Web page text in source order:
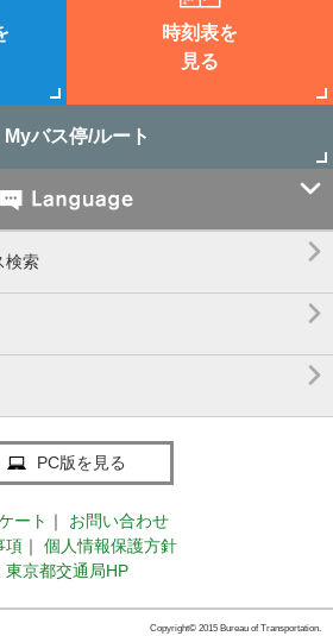
時刻表を
見る
Myバス停/ルート

検索 


PC版を見る
ート ｜
お問い合わせ
項 ｜
個人情報保護方針
東京都交通局HP
Copyright© 2015 Bureau of Transportation.